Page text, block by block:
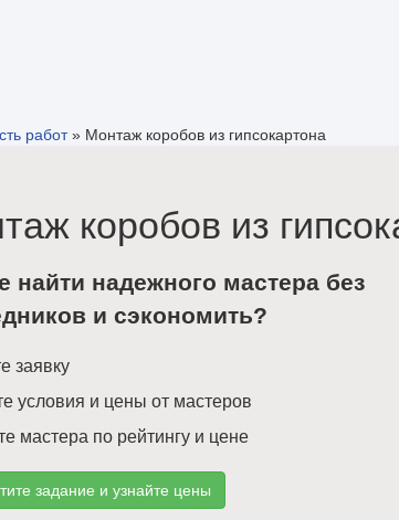
работ» Монтаж коробов из гипсокартона
коробов из
найти надежного мастера без
и сэкономить?
заявку
условия и цены от мастеров
мастера по рейтингу и цене
задание и узнайте цены